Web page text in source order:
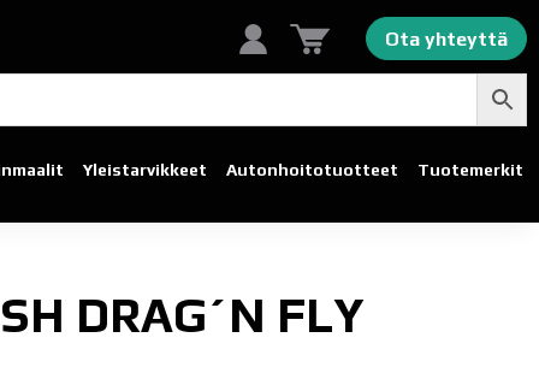
Ota yhteyttä
Yleistarvikkeet Autonhoito­tuotteet Tuotemerkit
DRAG´N FLY